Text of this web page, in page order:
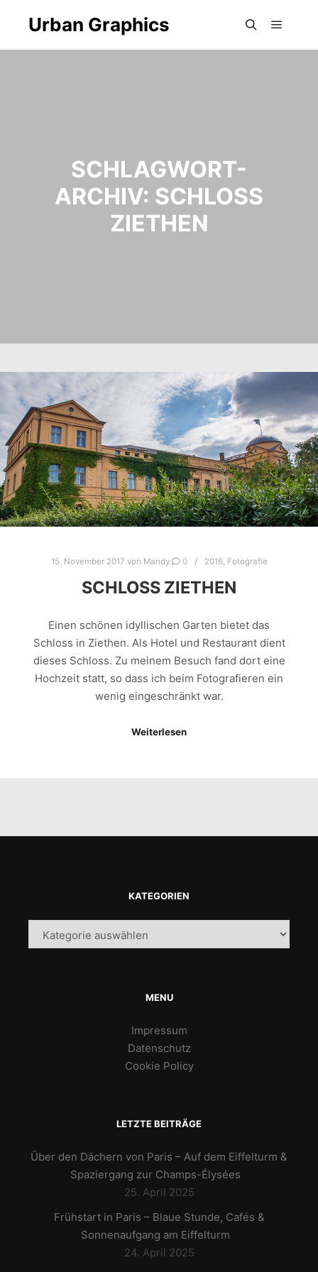
Urban Graphics
SCHLAGWORT-
ARCHIV: SCHLOSS
ZIETHEN
15. November 2017 von Mandy 0 2016, Fotografie
SCHLOSS ZIETHEN
Einen schönen idyllischen Garten bietet das
Schloss in Ziethen. Als Hotel und Restaurant dient
dieses Schloss. Zu meinem Besuch fand dort eine
Hochzeit statt, so dass ich beim Fotografieren ein
wenig eingeschränkt war.
Weiterlesen
KATEGORIEN
Kategorien
MENU
Impressum
Datenschutz
Cookie Policy
LETZTE BEITRÄGE
Über den Dächern von Paris – Auf dem Eiffelturm &
Spaziergang zur Champs-Élysées
25. April 2025
Frühstart in Paris – Blaue Stunde, Cafés &
Sonnenaufgang am Eiffelturm
24. April 2025